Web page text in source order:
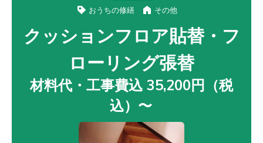
おうちの修繕 その他
クッションフロア貼替・フ
ローリング張替
材料代・工事費込 35,200円（税
込）〜